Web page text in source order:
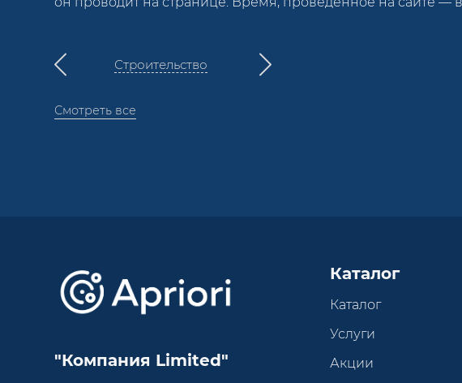
Строительство
Смотреть все
"Компания Limited"
Каталог
Каталог
Услуги
Акции